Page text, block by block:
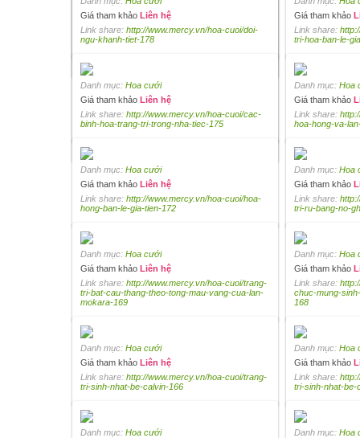
Danh mục:Hoa cưới
Giá tham khảoLiên hệ
Danh mục:Hoa cưới
Giá tham khảoLiên hệ
Giá tham khảo Liên hệ
Link share: http://www.mercy.vn/hoa-cuoi/doi-
ngu-khanh-tiet-178
Giá tham khảo
Link share:
tri-hoa-ban-le-
Danh mục: Hoa cưới
Giá tham khảo Liên hệ
Link share: http://www.mercy.vn/hoa-cuoi/cac-
binh-hoa-trang-tri-trong-nha-tiec-175
Danh mục: Hoa
Giá tham khảo
Link share:
hoa-hong-va-
Danh mục: Hoa cưới
Giá tham khảo Liên hệ
Link share: http://www.mercy.vn/hoa-cuoi/hoa-
hong-ban-le-gia-tien-172
Danh mục: Hoa
Giá tham khảo
Link share:
tri-ru-bang-no-
Danh mục: Hoa cưới
Giá tham khảo Liên hệ
Link share: http://www.mercy.vn/hoa-cuoi/trang-
tri-bat-cau-thang-theo-tong-mau-vang-cua-lan-
mokara-169
Danh mục: Hoa
Giá tham khảo
Link share:
chuc-mung-
168
Danh mục: Hoa cưới
Giá tham khảo Liên hệ
Link share: http://www.mercy.vn/hoa-cuoi/trang-
tri-sinh-nhat-be-calvin-166
Danh mục: Hoa
Giá tham khảo
Link share:
tri-sinh-nhat-be-
Danh mục: Hoa cưới
Danh mục: Hoa